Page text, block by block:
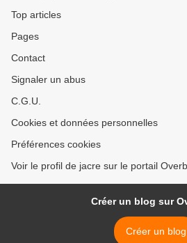
Top articles
Pages
Contact
Signaler un abus
C.G.U.
Cookies et données personnelles
Préférences cookies
Voir le profil de jacre sur le portail
Créer un blog sur
Créer un blog